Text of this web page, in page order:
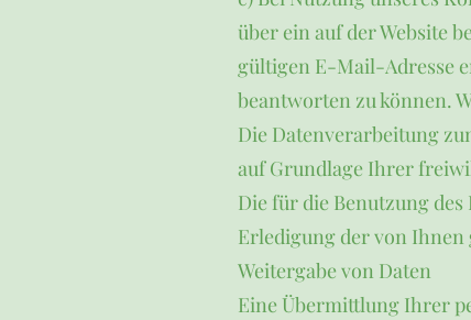
über ein auf der Website
gültigen E-Mail-Adresse
beantworten zu können.
Die Datenverarbeitung
auf Grundlage Ihrer
Die für die Benutzung
Erledigung der von Ihnen
Weitergabe von Daten
Eine Übermittlung Ihrer